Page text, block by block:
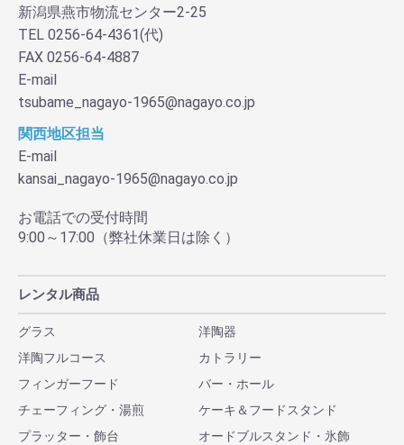
新潟県燕市物流センター2-25
TEL 0256-64-4361(代)
FAX 0256-64-4887
E-mail
tsubame_nagayo-1965@nagayo.co.jp
関西地区担当
E-mail
kansai_nagayo-1965@nagayo.co.jp
お電話での受付時間
9:00～17:00（弊社休業日は除く）
レンタル商品
グラス
洋陶器
洋陶フルコース
カトラリー
フィンガーフード
バー・ホール
チェーフィング・湯煎
ケーキ＆フードスタンド
プラッター・飾台
オードブルスタンド・氷飾